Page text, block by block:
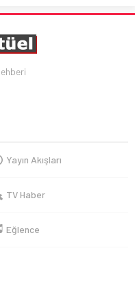
Yayın Akışları
TV Haber
Eğlence